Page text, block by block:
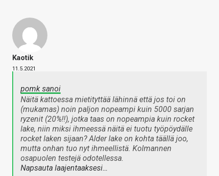
Kaotik
11.5.2021
pomk sanoi
Näitä kattoessa mietityttää lähinnä että jos toi on
(mukamas) noin paljon nopeampi kuin 5000 sarjan
ryzenit (20%!!), jotka taas on nopeampia kuin rocket
lake, niin miksi ihmeessä näitä ei tuotu työpöydälle
rocket laken sijaan? Alder lake on kohta täällä joo,
mutta onhan tuo nyt ihmeellistä. Kolmannen
osapuolen testejä odotellessa.
Napsauta laajentaaksesi…